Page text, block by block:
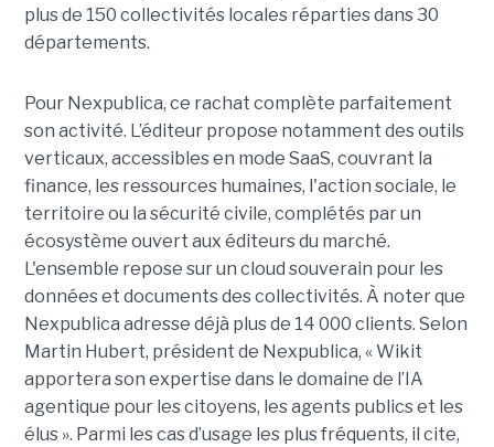
plus de 150 collectivités locales réparties dans 30
départements.
Pour Nexpublica, ce rachat complète parfaitement
son activité. L’éditeur propose notamment des outils
verticaux, accessibles en mode SaaS, couvrant la
finance, les ressources humaines, l'action sociale, le
territoire ou la sécurité civile, complétés par un
écosystème ouvert aux éditeurs du marché.
L'ensemble repose sur un cloud souverain pour les
données et documents des collectivités. À noter que
Nexpublica adresse déjà plus de 14 000 clients. Selon
Martin Hubert, président de Nexpublica, « Wikit
apportera son expertise dans le domaine de l’IA
agentique pour les citoyens, les agents publics et les
élus ». Parmi les cas d’usage les plus fréquents, il cite,